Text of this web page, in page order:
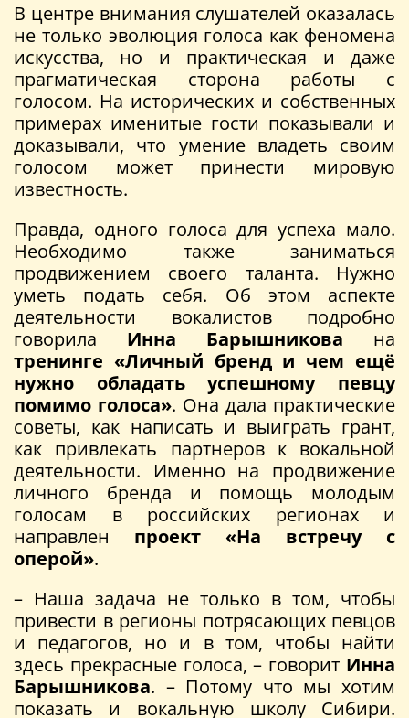
В центре внимания слушателей оказалась
не только эволюция голоса как феномена
искусства, но и практическая и даже
прагматическая сторона работы с
голосом. На исторических и собственных
примерах именитые гости показывали и
доказывали, что умение владеть своим
голосом может принести мировую
известность.
Правда, одного голоса для успеха мало.
Необходимо также заниматься
продвижением своего таланта. Нужно
уметь подать себя. Об этом аспекте
деятельности вокалистов подробно
говорила Инна Барышникова на
тренинге «Личный бренд и чем ещё
нужно обладать успешному певцу
помимо голоса». Она дала практические
советы, как написать и выиграть грант,
как привлекать партнеров к вокальной
деятельности. Именно на продвижение
личного бренда и помощь молодым
голосам в российских регионах и
направлен проект «На встречу с
оперой».
– Наша задача не только в том, чтобы
привести в регионы потрясающих певцов
и педагогов, но и в том, чтобы найти
здесь прекрасные голоса, – говорит Инна
Барышникова. – Потому что мы хотим
показать и вокальную школу Сибири.